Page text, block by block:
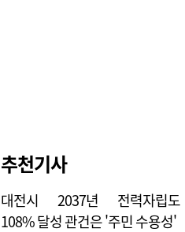
추천기사
대전시 2037년 전력자립도
108% 달성 관건은 '주민 수용성'